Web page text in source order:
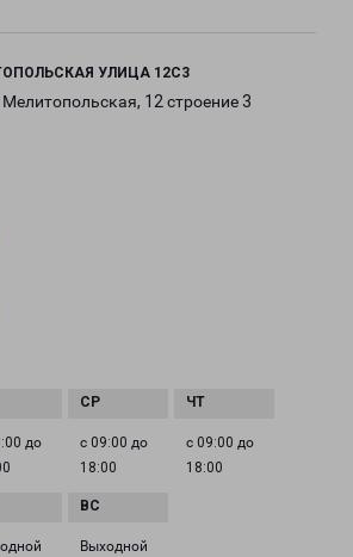
УЛИЦА 12С3
12 строение 3
до
с 09:00 до
18:00
с 09:00 до
18:00
Выходной